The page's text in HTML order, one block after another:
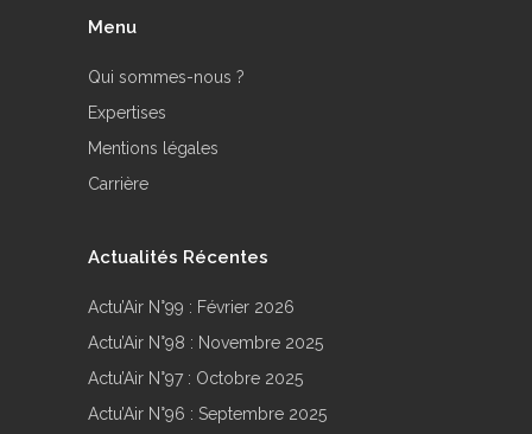
Menu
Qui sommes-nous ?
Expertises
Mentions légales
Carrière
Actualités Récentes
Actu’Air N°99 : Février 2026
Actu’Air N°98 : Novembre 2025
Actu’Air N°97 : Octobre 2025
Actu’Air N°96 : Septembre 2025